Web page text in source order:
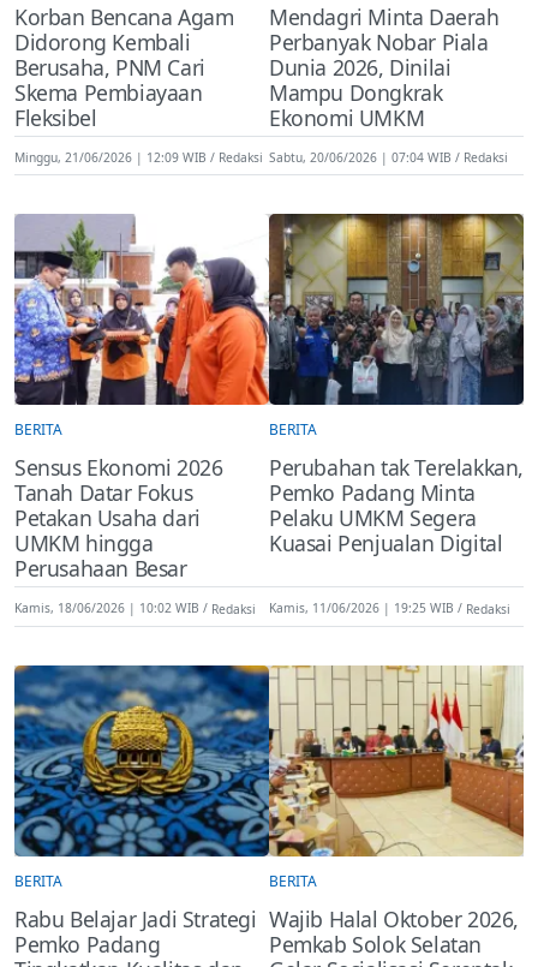
Korban Bencana Agam
Didorong Kembali
Berusaha, PNM Cari
Skema Pembiayaan
Fleksibel
Minggu, 21/06/2026 | 12:09 WIB Redaksi
Mendagri Minta Daerah
Perbanyak Nobar Piala
Dunia 2026, Dinilai
Mampu Dongkrak
Ekonomi UMKM
Sabtu, 20/06/2026 | 07:04 WIB Redaksi
BERITA
Sensus Ekonomi 2026
Tanah Datar Fokus
Petakan Usaha dari
UMKM hingga
Perusahaan Besar
Kamis, 18/06/2026 | 10:02 WIB Redaksi
BERITA
Perubahan tak Terelakkan,
Pemko Padang Minta
Pelaku UMKM Segera
Kuasai Penjualan Digital
Kamis, 11/06/2026 | 19:25 WIB Redaksi
BERITA
Rabu Belajar Jadi Strategi
Pemko Padang
BERITA
Wajib Halal Oktober 2026,
Pemkab Solok Selatan